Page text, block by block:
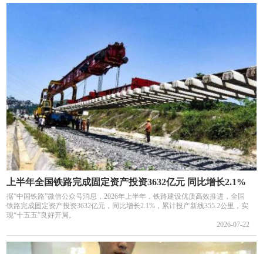
上半年全国铁路完成固定资产投资3632亿元 同比增长2.1%
据“中国铁路”微信公众号消息，2026年上半年，铁路建设优质高效推进，全国
铁路完成固定资产投资3632亿元，同比增长2.1%，累计投产新线355.2公里，实
现“十五五”良好开局。
2026-07-22